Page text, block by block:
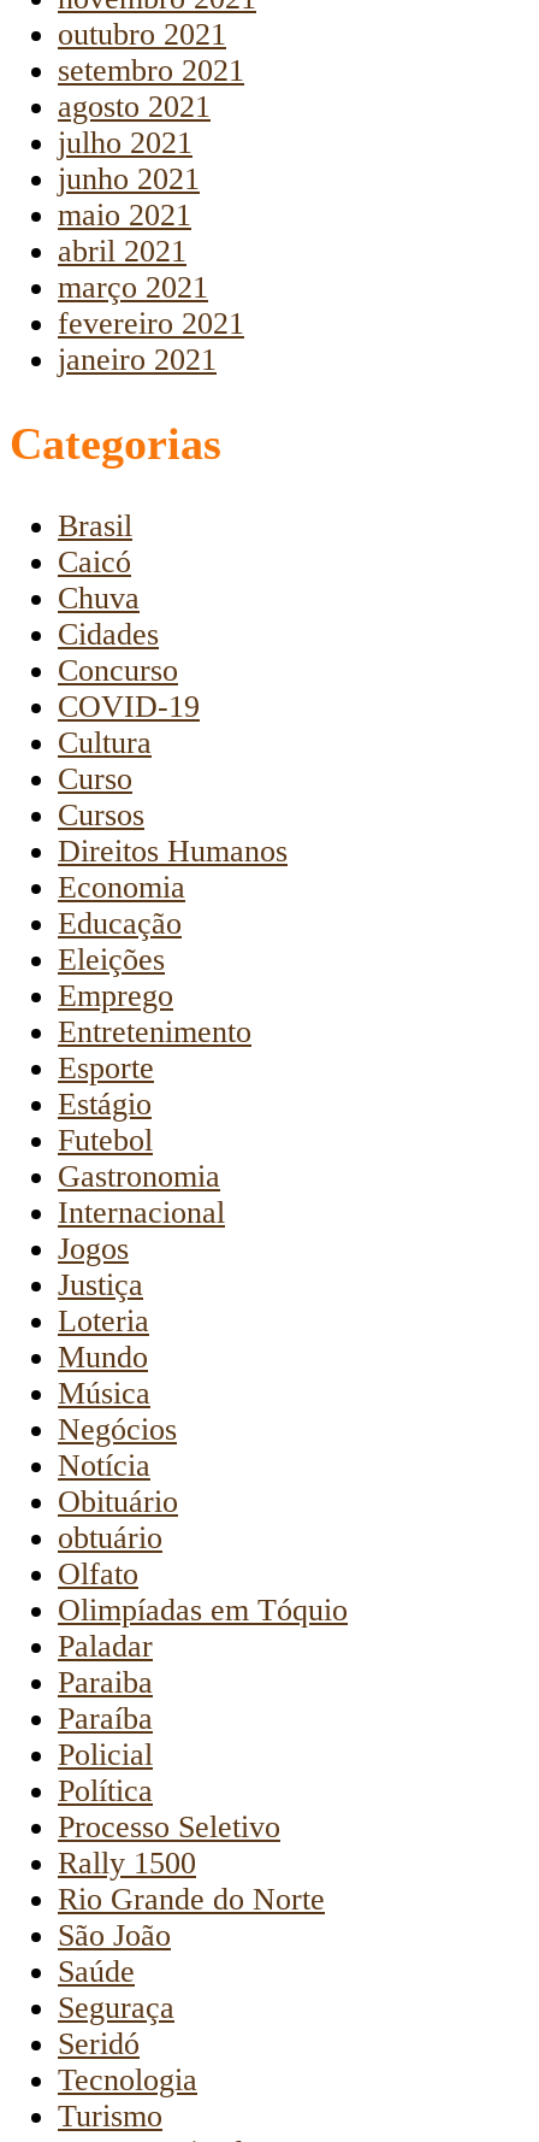
outubro 2021
setembro 2021
agosto 2021
julho 2021
junho 2021
maio 2021
abril 2021
março 2021
fevereiro 2021
janeiro 2021
Categorias
Brasil
Caicó
Chuva
Cidades
Concurso
COVID-19
Cultura
Curso
Cursos
Direitos Humanos
Economia
Educação
Eleições
Emprego
Entretenimento
Esporte
Estágio
Futebol
Gastronomia
Internacional
Jogos
Justiça
Loteria
Mundo
Música
Negócios
Notícia
Obituário
obtuário
Olfato
Olimpíadas em Tóquio
Paladar
Paraiba
Paraíba
Policial
Política
Processo Seletivo
Rally 1500
Rio Grande do Norte
São João
Saúde
Seguraça
Seridó
Tecnologia
Turismo